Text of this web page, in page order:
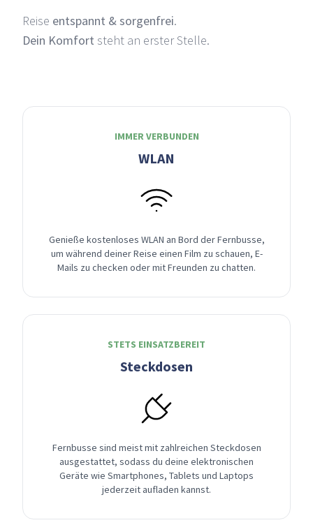
Reise entspannt & sorgenfrei.
Dein Komfort steht an erster Stelle.
IMMER VERBUNDEN
WLAN
Genieße kostenloses WLAN an Bord der Fernbusse,
um während deiner Reise einen Film zu schauen, E-
Mails zu checken oder mit Freunden zu chatten.
STETS EINSATZBEREIT
Steckdosen
Fernbusse sind meist mit zahlreichen Steckdosen
ausgestattet, sodass du deine elektronischen
Geräte wie Smartphones, Tablets und Laptops
jederzeit aufladen kannst.